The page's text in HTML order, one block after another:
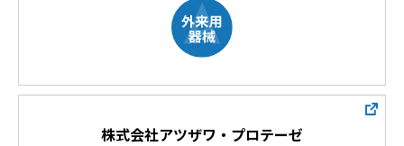
株式会社アツザワ・プロテーゼ